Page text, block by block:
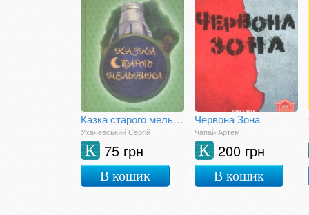
Казка старого мельника
Ухачевський Сергій
75 грн
К
В кошик
Червона Зона
Чапай Артем
200 грн
К
В кошик